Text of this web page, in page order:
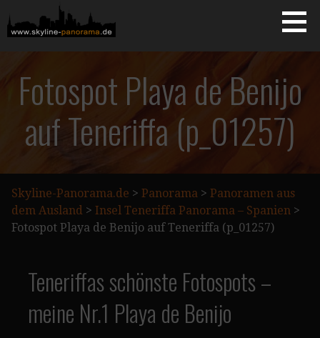
Inhalt
springen
SKYLINE-PANORAMA.DE
Fotospot Playa de Benijo
auf Teneriffa (p_01257)
Skyline-Panorama.de > Panorama > Panoramen aus
dem Ausland > Insel Teneriffa Panorama – Spanien >
Fotospot Playa de Benijo auf Teneriffa (p_01257)
Teneriffas schönste Fotospots –
meine Nr.1 Playa de Benijo